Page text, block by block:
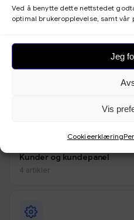
Ved å benytte dette nettstedet
optimal brukeropplevelse, samt
Jeg
Vis
Cookieerklæring
9 artikler
Kunder og kundepanel
4 artikler